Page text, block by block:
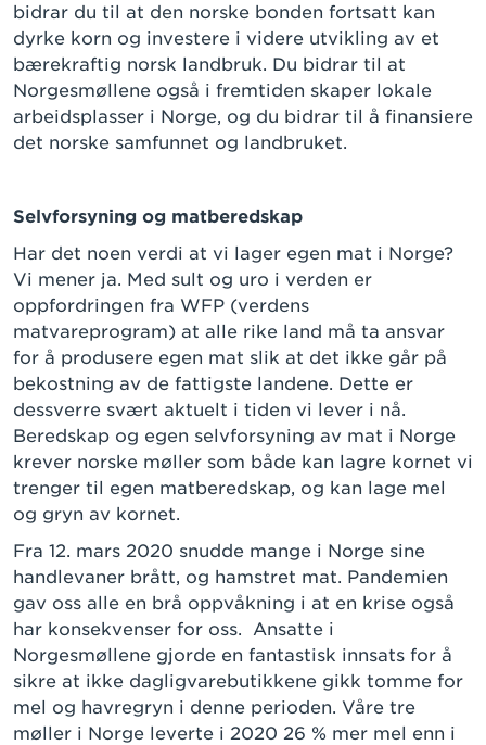
bidrar du til at den norske bonden fortsatt kan
dyrke korn og investere i videre utvikling av et
bærekraftig norsk landbruk. Du bidrar til at
Norgesmøllene også i fremtiden skaper lokale
arbeidsplasser i Norge, og du bidrar til å finansiere
det norske samfunnet og landbruket.
Selvforsyning og matberedskap
Har det noen verdi at vi lager egen mat i Norge?
Vi mener ja. Med sult og uro i verden er
oppfordringen fra WFP (verdens
matvareprogram) at alle rike land må ta ansvar
for å produsere egen mat slik at det ikke går på
bekostning av de fattigste landene. Dette er
dessverre svært aktuelt i tiden vi lever i nå.
Beredskap og egen selvforsyning av mat i Norge
krever norske møller som både kan lagre kornet vi
trenger til egen matberedskap, og kan lage mel
og gryn av kornet.
Fra 12. mars 2020 snudde mange i Norge sine
handlevaner brått, og hamstret mat. Pandemien
gav oss alle en brå oppvåkning i at en krise også
har konsekvenser for oss. Ansatte i
Norgesmøllene gjorde en fantastisk innsats for å
sikre at ikke dagligvarebutikkene gikk tomme for
mel og havregryn i denne perioden. Våre tre
møller i Norge leverte i 2020 26 % mer mel enn i